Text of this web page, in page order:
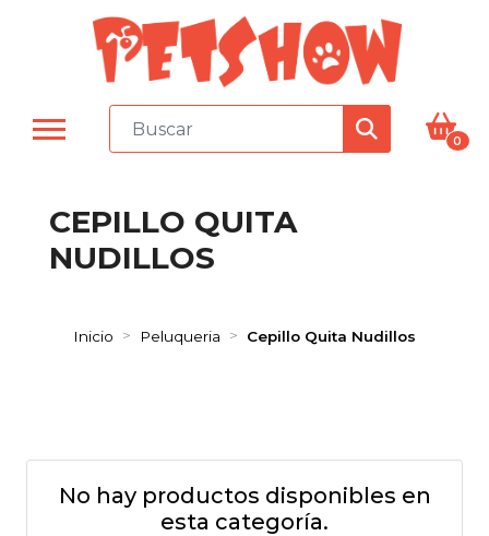
0
CEPILLO QUITA
NUDILLOS
Inicio Peluqueria Cepillo Quita Nudillos
No hay productos disponibles en
esta categoría.